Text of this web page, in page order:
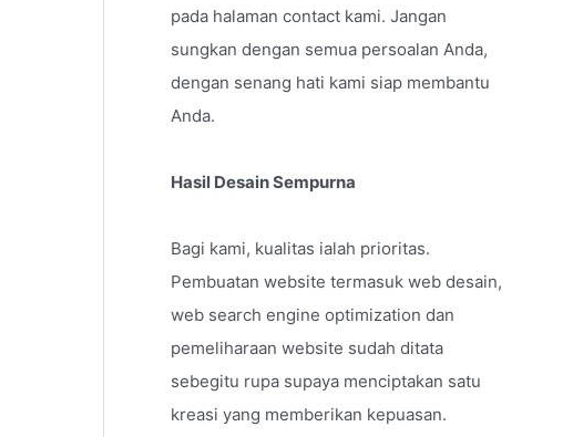
pada halaman contact kami. Jangan
sungkan dengan semua persoalan Anda,
dengan senang hati kami siap membantu
Anda.
Hasil Desain Sempurna
Bagi kami, kualitas ialah prioritas.
Pembuatan website termasuk web desain,
web search engine optimization dan
pemeliharaan website sudah ditata
sebegitu rupa supaya menciptakan satu
kreasi yang memberikan kepuasan.